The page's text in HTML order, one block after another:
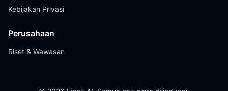
Kebijakan Privasi
Perusahaan
Riset & Wawasan